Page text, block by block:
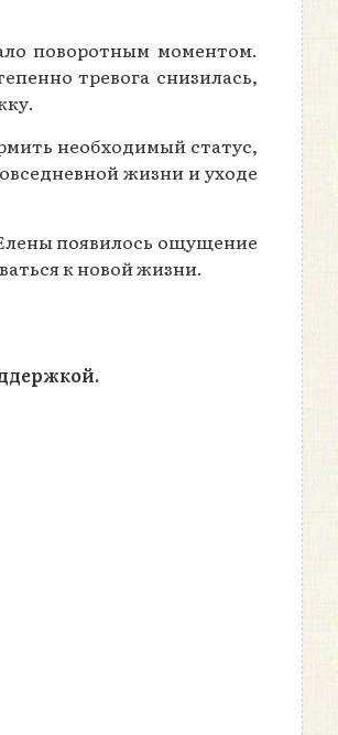
поворотным моментом.
тревога снизилась,
необходимый статус,
жизни и уходе
появилось ощущение
к новой жизни.